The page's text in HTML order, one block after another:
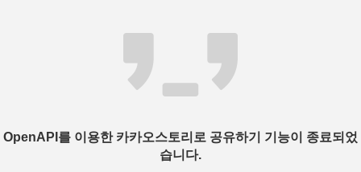
OpenAPI를 이용한 카카오스토리로 공유하기 기능이 종료되었
습니다.